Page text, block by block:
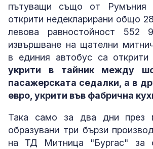
пътуващи също от Румъния
открити недекларирани общо
левова равностойност 552
извършване на щателни
в единия автобус са
укрити в тайник между
пасажерската седалки, а в
евро, укрити във фабрична
Така само за два дни през
образувани три бързи
на ТД Митница "Бургас" за